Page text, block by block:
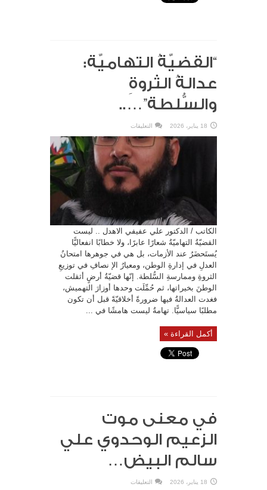
“القضيّةُ التهاميّة:
عدالةُ الثروةِ
والسُّلطة”…..
18 يناير، 2026 التعليقات
التهاميّة:
عدالةُ
الثروةِ
والسُّلطة”…..
مغلقة
الكاتب / الدكتور علي عفيفي الاهدل .. ليست
القضيّةُ التهاميّةُ شعارًا عابرًا، ولا خطابًا انفعاليًّا
يُستَحضَرُ عند الأزمات، بل هي في جوهرها امتحانُ
العدلِ في إدارةِ الوطن، ومعيارُ الإ نصافِ في توزيعِ
الثروةِ وممارسةِ السُّلطة. إنّها قضيّةُ أرضٍ أثقلت
الوطنَ بخيراتها، ثم حُمِّلَت وحدها أوزارَ التهميش،
فغدت العدالةُ فيها ضرورةً أخلاقيّةً قبل أن تكون
مطلبًا سياسيًّا. تهامةُ ليست هامشًا في ...
أكمل القراءة »
في معنى موت
الزعيم الوحدوي علي
سالم البيض…
18 يناير، 2026 التعليقات